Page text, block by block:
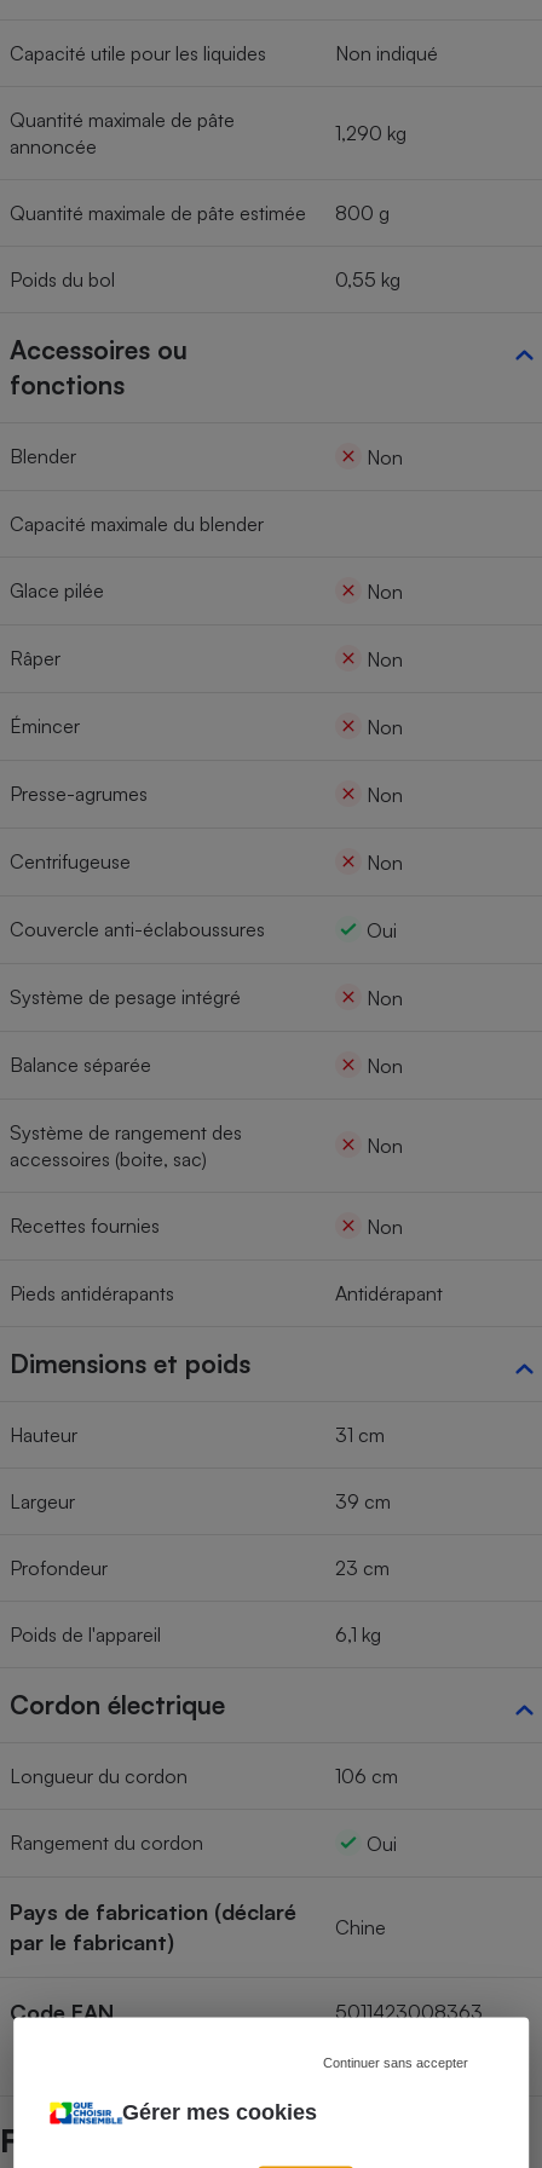
Gérer mes cookies
Continuer sans accepter
Capacité utile pour les liquides Non indiqué
Quantité maximale de pâte
annoncée
1,290 kg
Quantité maximale de pâte estimée 800 g
Poids du bol 0,55 kg
Accessoires ou
fonctions
Blender Non
Capacité maximale du blender
Glace pilée Non
Râper Non
Émincer Non
Presse-agrumes Non
Centrifugeuse Non
Couvercle anti-éclaboussures Oui
Système de pesage intégré Non
Balance séparée Non
Système de rangement des
accessoires (boite, sac)
Non
Recettes fournies Non
Pieds antidérapants Antidérapant
Dimensions et poids
Hauteur 31 cm
Largeur 39 cm
Profondeur 23 cm
Poids de l'appareil 6,1 kg
Cordon électrique
Longueur du cordon 106 cm
Rangement du cordon Oui
Pays de fabrication (déclaré
par le fabricant)
Chine
Code EAN 5011423008363
Fiabilité des marques